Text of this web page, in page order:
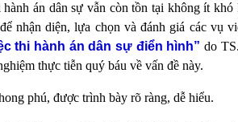
án dân sự vẫn còn tồn tại không ít
nhận diện, lựa chọn và đánh giá các vụ
thi hành án dân sự điển hình” do
thực tiễn quý báu về vấn đề này.
phú, được trình bày rõ ràng, dễ hiểu.